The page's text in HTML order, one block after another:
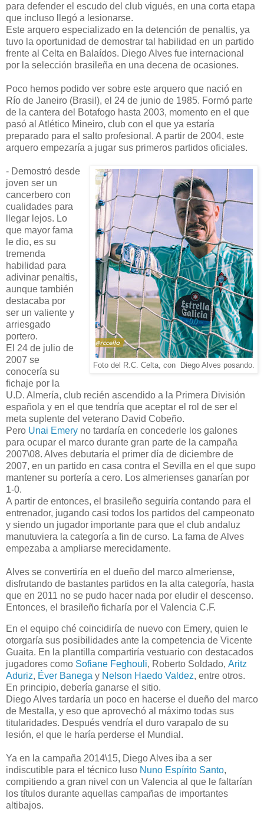
para defender el escudo del club vigués, en una corta etapa
que incluso llegó a lesionarse.
Este arquero especializado en la detención de penaltis, ya
tuvo la oportunidad de demostrar tal habilidad en un partido
frente al Celta en Balaídos. Diego Alves fue internacional
por la selección brasileña en una decena de ocasiones.
Poco hemos podido ver sobre este arquero que nació en
Río de Janeiro (Brasil), el 24 de junio de 1985. Formó parte
de la cantera del Botafogo hasta 2003, momento en el que
pasó al Atlético Mineiro, club con el que ya estaría
preparado para el salto profesional. A partir de 2004, este
arquero empezaría a jugar sus primeros partidos oficiales.
Foto del R.C. Celta, con Diego Alves posando.
- Demostró desde
joven ser un
cancerbero con
cualidades para
llegar lejos. Lo
que mayor fama
le dio, es su
tremenda
habilidad para
adivinar penaltis,
aunque también
destacaba por
ser un valiente y
arriesgado
portero.
El 24 de julio de
2007 se
conocería su
fichaje por la
U.D. Almería, club recién ascendido a la Primera División
española y en el que tendría que aceptar el rol de ser el
meta suplente del veterano David Cobeño.
Pero Unai Emery no tardaría en concederle los galones
para ocupar el marco durante gran parte de la campaña
2007\08. Alves debutaría el primer día de diciembre de
2007, en un partido en casa contra el Sevilla en el que supo
mantener su portería a cero. Los almerienses ganarían por
1-0.
A partir de entonces, el brasileño seguiría contando para el
entrenador, jugando casi todos los partidos del campeonato
y siendo un jugador importante para que el club andaluz
manutuviera la categoría a fin de curso. La fama de Alves
empezaba a ampliarse merecidamente.
Alves se convertiría en el dueño del marco almeriense,
disfrutando de bastantes partidos en la alta categoría, hasta
que en 2011 no se pudo hacer nada por eludir el descenso.
Entonces, el brasileño ficharía por el Valencia C.F.
En el equipo ché coincidiría de nuevo con Emery, quien le
otorgaría sus posibilidades ante la competencia de Vicente
Guaita. En la plantilla compartiría vestuario con destacados
jugadores como Sofiane Feghouli, Roberto Soldado, Aritz
Aduriz, Éver Banega y Nelson Haedo Valdez, entre otros.
En principio, debería ganarse el sitio.
Diego Alves tardaría un poco en hacerse el dueño del marco
de Mestalla, y eso que aprovechó al máximo todas sus
titularidades. Después vendría el duro varapalo de su
lesión, el que le haría perderse el Mundial.
Ya en la campaña 2014\15, Diego Alves iba a ser
indiscutible para el técnico luso Nuno Espírito Santo,
compitiendo a gran nivel con un Valencia al que le faltarían
los títulos durante aquellas campañas de importantes
altibajos.